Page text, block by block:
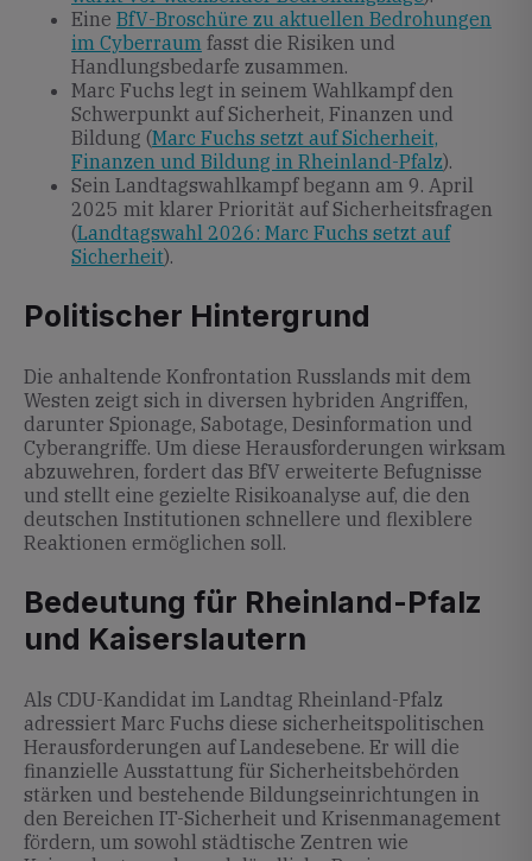
Eine BfV-Broschüre zu aktuellen Bedrohungen
im Cyberraum fasst die Risiken und
Handlungsbedarfe zusammen.
Marc Fuchs legt in seinem Wahlkampf den
Schwerpunkt auf Sicherheit, Finanzen und
Bildung (Marc Fuchs setzt auf Sicherheit,
Finanzen und Bildung in Rheinland-Pfalz).
Sein Landtagswahlkampf begann am 9. April
2025 mit klarer Priorität auf Sicherheitsfragen
(Landtagswahl 2026: Marc Fuchs setzt auf
Sicherheit).
Politischer Hintergrund
Die anhaltende Konfrontation Russlands mit dem
Westen zeigt sich in diversen hybriden Angriffen,
darunter Spionage, Sabotage, Desinformation und
Cyberangriffe. Um diese Herausforderungen wirksam
abzuwehren, fordert das BfV erweiterte Befugnisse
und stellt eine gezielte Risikoanalyse auf, die den
deutschen Institutionen schnellere und flexiblere
Reaktionen ermöglichen soll.
Bedeutung für Rheinland-Pfalz
und Kaiserslautern
Als CDU-Kandidat im Landtag Rheinland-Pfalz
adressiert Marc Fuchs diese sicherheitspolitischen
Herausforderungen auf Landesebene. Er will die
finanzielle Ausstattung für Sicherheitsbehörden
stärken und bestehende Bildungseinrichtungen in
den Bereichen IT-Sicherheit und Krisenmanagement
fördern, um sowohl städtische Zentren wie